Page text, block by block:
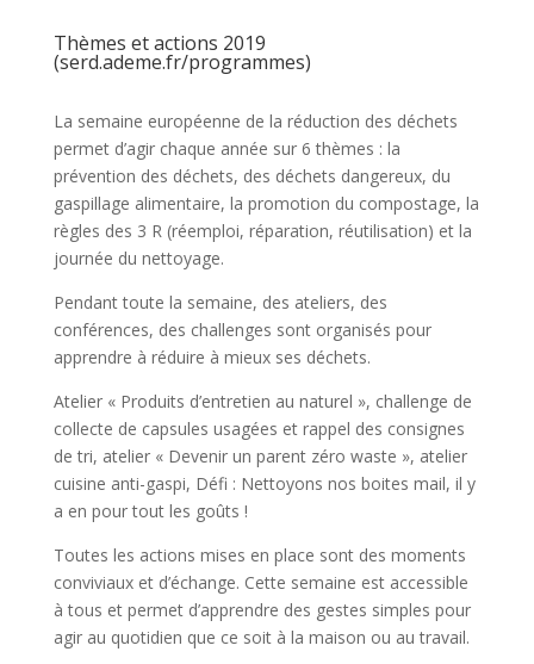
Thèmes et actions 2019
(serd.ademe.fr/programmes)
La semaine européenne de la réduction des déchets
permet d’agir chaque année sur 6 thèmes : la
prévention des déchets, des déchets dangereux, du
gaspillage alimentaire, la promotion du compostage, la
règles des 3 R (réemploi, réparation, réutilisation) et la
journée du nettoyage.
Pendant toute la semaine, des ateliers, des
conférences, des challenges sont organisés pour
apprendre à réduire à mieux ses déchets.
Atelier « Produits d’entretien au naturel », challenge de
collecte de capsules usagées et rappel des consignes
de tri, atelier « Devenir un parent zéro waste », atelier
cuisine anti-gaspi, Défi : Nettoyons nos boites mail, il y
a en pour tout les goûts !
Toutes les actions mises en place sont des moments
conviviaux et d’échange. Cette semaine est accessible
à tous et permet d’apprendre des gestes simples pour
agir au quotidien que ce soit à la maison ou au travail.